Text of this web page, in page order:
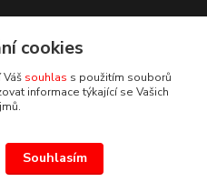
cookies
souhlas s použitím souborů
informace týkající se Vašich
Souhlasím